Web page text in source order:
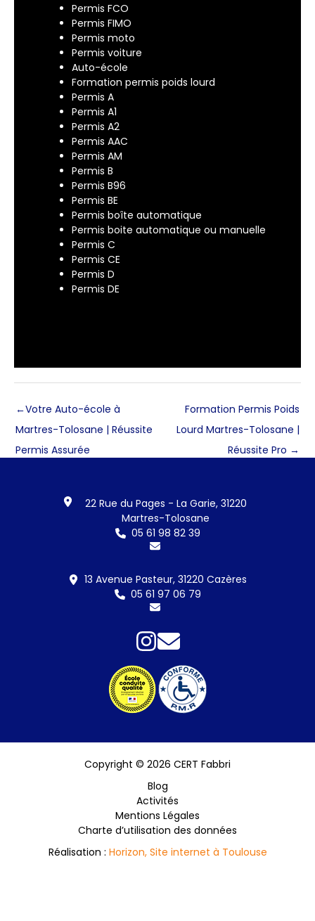
Permis FCO
Permis FIMO
Permis moto
Permis voiture
Auto-école
Formation permis poids lourd
Permis A
Permis A1
Permis A2
Permis AAC
Permis AM
Permis B
Permis B96
Permis BE
Permis boîte automatique
Permis boite automatique ou manuelle
Permis C
Permis CE
Permis D
Permis DE
←Votre Auto-école à
Martres-Tolosane | Réussite
Permis Assurée
Formation Permis Poids
Lourd Martres-Tolosane |
Réussite Pro →
22 Rue du Pages - La Garie, 31220
Martres-Tolosane
05 61 98 82 39
13 Avenue Pasteur, 31220 Cazères
05 61 97 06 79
Copyright © 2026 CERT Fabbri
Blog
Activités
Mentions Légales
Charte d’utilisation des données
Réalisation : Horizon, Site internet à Toulouse